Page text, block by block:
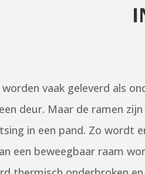
vaak geleverd als
deur. Maar de ramen
in een pand. Zo wordt
een beweegbaar raam